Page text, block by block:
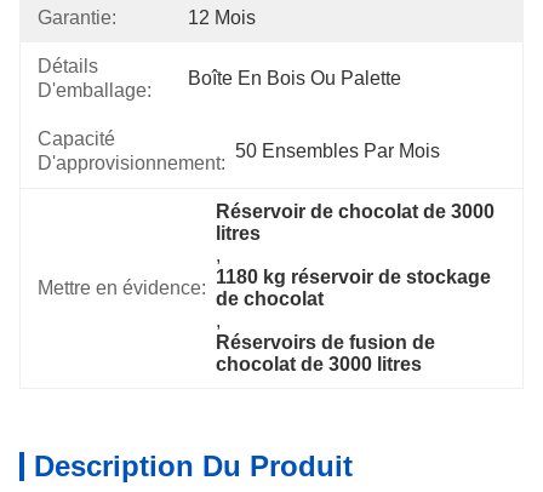
Garantie: 12 Mois
Détails
D'emballage:
Boîte En Bois Ou Palette
Capacité
D'approvisionnement:
50 Ensembles Par Mois
Mettre en évidence:
Réservoir de chocolat de 3000
litres
,
1180 kg réservoir de stockage
de chocolat
,
Réservoirs de fusion de
chocolat de 3000 litres
Description Du Produit